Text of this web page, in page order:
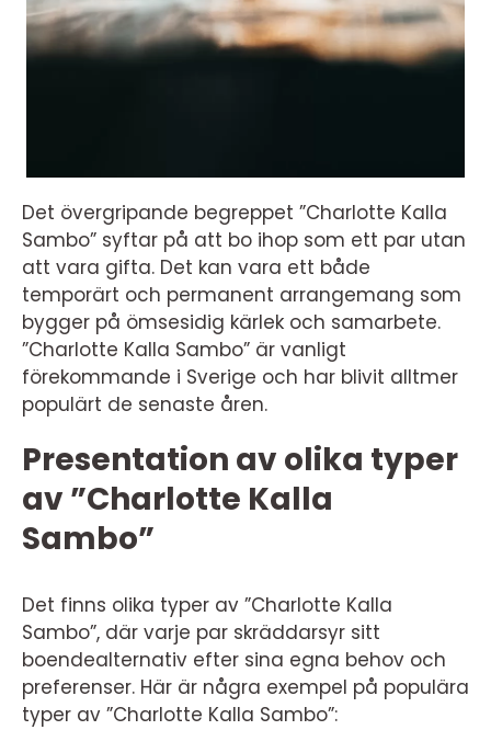
Det övergripande begreppet ”Charlotte Kalla
Sambo” syftar på att bo ihop som ett par utan
att vara gifta. Det kan vara ett både
temporärt och permanent arrangemang som
bygger på ömsesidig kärlek och samarbete.
”Charlotte Kalla Sambo” är vanligt
förekommande i Sverige och har blivit alltmer
populärt de senaste åren.
Presentation av olika typer
av ”Charlotte Kalla
Sambo”
Det finns olika typer av ”Charlotte Kalla
Sambo”, där varje par skräddarsyr sitt
boendealternativ efter sina egna behov och
preferenser. Här är några exempel på populära
typer av ”Charlotte Kalla Sambo”: